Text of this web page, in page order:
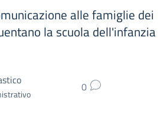
alle famiglie dei
la scuola dell'infanzia
0